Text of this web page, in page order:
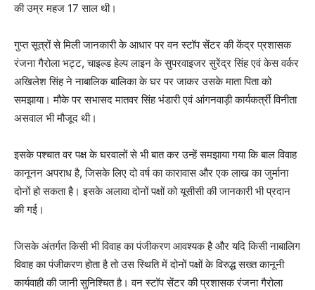
की उम्र महज 17 साल थी।
गुप्त सूत्रों से मिली जानकारी के आधार पर वन स्टॉप सेंटर की केंद्र प्रशासक
रंजना गैरोला भट्ट, चाइल्ड हेल्प लाइन के सुपरवाइजर सुरेंद्र सिंह एवं केस वर्कर
अखिलेश सिंह ने नाबालिक बालिका के घर पर जाकर उसके माता पिता को
समझाया। मौके पर सभासद मातवर सिंह भंडारी एवं आंगनवाड़ी कार्यकर्त्री विनीता
असवाल भी मौजूद थी।
इसके पश्चात वर पक्ष के घरवालों से भी बात कर उन्हें समझाया गया कि बाल विवाह
कानूनन अपराध है, जिसके लिए दो वर्ष का कारावास और एक लाख का जुर्माना
दोनों हो सकता है। इसके अलावा दोनों पक्षों को यूसीसी की जानकारी भी प्रदान
की गई।
जिसके अंतर्गत किसी भी विवाह का पंजीकरण आवश्यक है और यदि किसी नाबालिग
विवाह का पंजीकरण होता है तो उस स्थिति में दोनों पक्षों के विरुद्ध सख्त कानूनी
कार्यवाही की जानी सुनिश्चित है। वन स्टॉप सेंटर की प्रशासक रंजना गैरोला